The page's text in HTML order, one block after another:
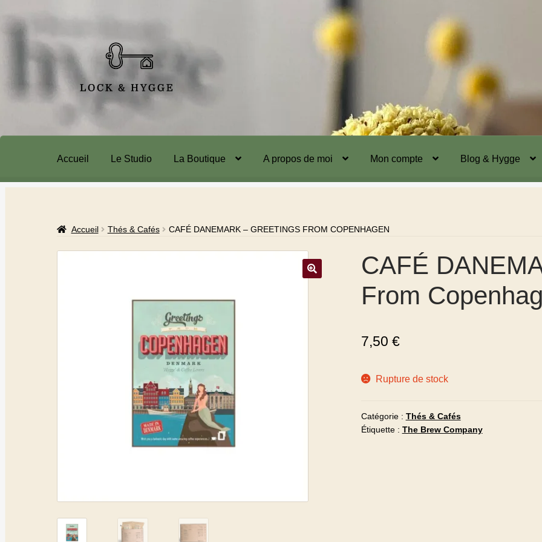
Accueil Le Studio La Boutique A propos de moi Mon compte Blog & Hygge
Accueil Thés & Cafés CAFÉ DANEMARK – GREETINGS FROM COPENHAGEN
CAFÉ
From
7,50 €
Rupture de stock
Catégorie : Thés & Cafés
Étiquette : The Brew Company